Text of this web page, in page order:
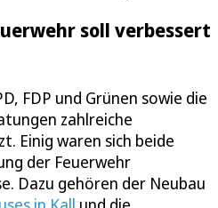
soll verbessert
FDP und Grünen sowie die
zahlreiche
Einig waren sich beide
der Feuerwehr
Dazu gehören der Neubau